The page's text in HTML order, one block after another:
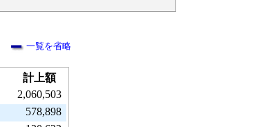
一覧を省略
計上額
2,060,503
578,898